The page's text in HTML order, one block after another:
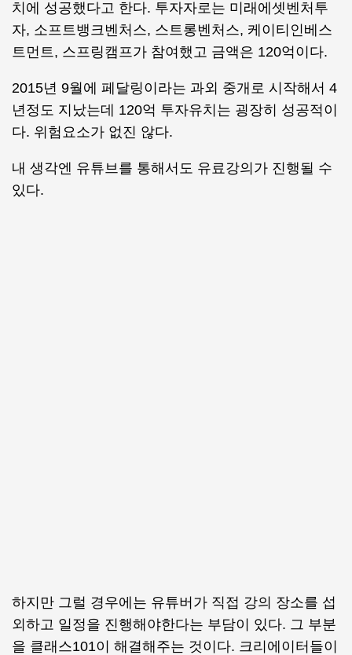
치에 성공했다고 한다. 투자자로는 미래에셋벤처투
자, 소프트뱅크벤처스, 스트롱벤처스, 케이티인베스
트먼트, 스프링캠프가 참여했고 금액은 120억이다.
2015년 9월에 페달링이라는 과외 중개로 시작해서 4
년정도 지났는데 120억 투자유치는 굉장히 성공적이
다. 위험요소가 없진 않다.
내 생각엔 유튜브를 통해서도 유료강의가 진행될 수
있다.
하지만 그럴 경우에는 유튜버가 직접 강의 장소를 섭
외하고 일정을 진행해야한다는 부담이 있다. 그 부분
을 클래스101이 해결해주는 것이다. 크리에이터들이